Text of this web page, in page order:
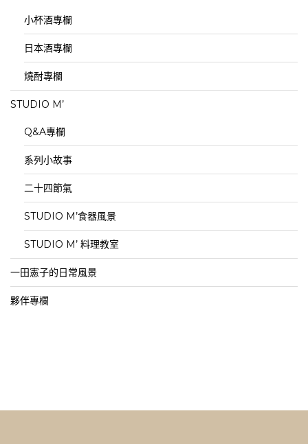
小杯酒專欄
日本酒專欄
燒酎專欄
STUDIO M’
Q&A專欄
系列小故事
二十四節氣
STUDIO M’食器風景
STUDIO M’ 料理教室
一田憲子的日常風景
夥伴專欄